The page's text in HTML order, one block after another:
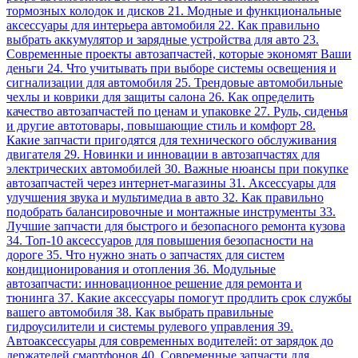
тормозных колодок и дисков 21. Модные и функциональные
аксессуары для интерьера автомобиля 22. Как правильно
выбрать аккумулятор и зарядные устройства для авто 23.
Современные проекты автозапчастей, которые экономят Ваши
деньги 24. Что учитывать при выборе системы освещения и
сигнализации для автомобиля 25. Трендовые автомобильные
чехлы и коврики для защиты салона 26. Как определить
качество автозапчастей по ценам и упаковке 27. Руль, сиденья
и другие автотовары, повышающие стиль и комфорт 28.
Какие запчасти пригодятся для технического обслуживания
двигателя 29. Новинки и инновации в автозапчастях для
электрических автомобилей 30. Важные нюансы при покупке
автозапчастей через интернет-магазины 31. Аксессуары для
улучшения звука и мультимедиа в авто 32. Как правильно
подобрать балансировочные и монтажные инструменты 33.
Лучшие запчасти для быстрого и безопасного ремонта кузова
34. Топ-10 аксессуаров для повышения безопасности на
дороге 35. Что нужно знать о запчастях для систем
кондиционирования и отопления 36. Модульные
автозапчасти: инновационное решение для ремонта и
тюнинга 37. Какие аксессуары помогут продлить срок службы
вашего автомобиля 38. Как выбрать правильные
гидроусилители и системы рулевого управления 39.
Автоаксессуары для современных водителей: от зарядок до
держателей смартфонов 40. Современные запчасти для